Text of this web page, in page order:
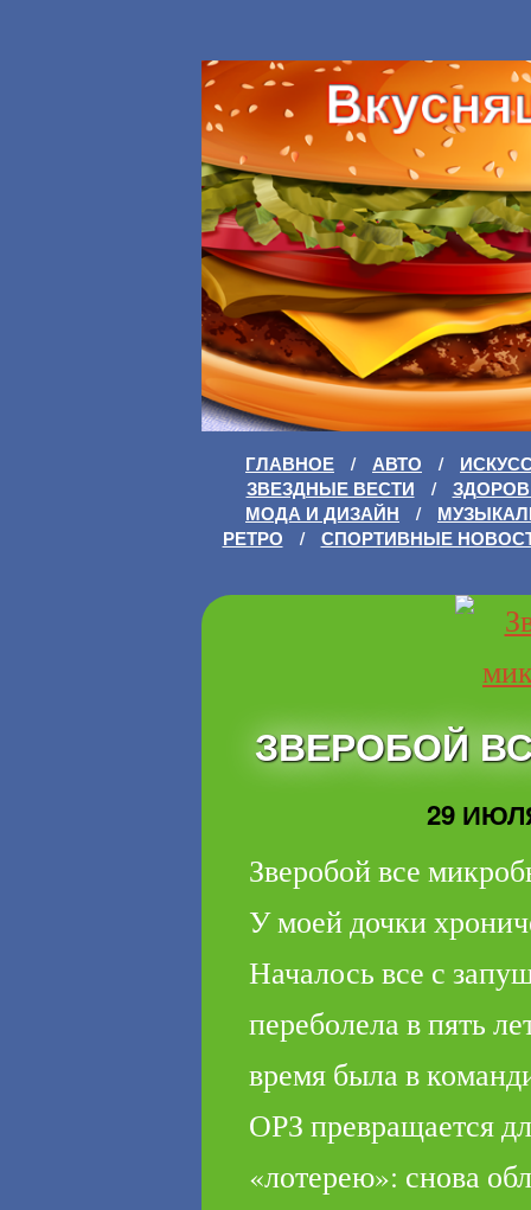
ГЛАВНОЕ / АВТО /
ЗВЕЗДНЫЕ ВЕСТИ
/
МОДА И ДИЗАЙН
/
РЕТРО
/ СПОРТИВНЫЕ
ЗВЕРОБОЙ
29
Зверобой все
У моей дочки
Началось все с
переболела в пять
время была в
ОРЗ превращается
«лотерею»: снова